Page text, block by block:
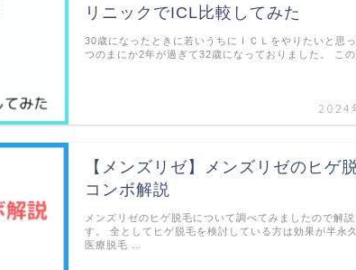
リニックでICL比較してみた
2024
30歳になったときに若いうちにＩＣＬをやりたいと思
つのまにか2年が過ぎて32歳になっておりました。 こ
【メンズリゼ】メンズリゼのヒゲ
コンボ解説
メンズリゼのヒゲ脱毛について調べてみましたので解説
す。 全としてヒゲ脱毛を検討している方は効果が半永
医療脱毛 …